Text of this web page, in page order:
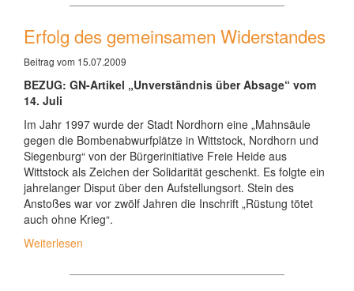
Erfolg des gemeinsamen Widerstandes
Beitrag vom 15.07.2009
BEZUG: GN-Artikel „Unverständnis über Absage“ vom
14. Juli
Im Jahr 1997 wurde der Stadt Nordhorn eine „Mahnsäule
gegen die Bombenabwurfplätze in Wittstock, Nordhorn und
Siegenburg“ von der Bürgerinitiative Freie Heide aus
Wittstock als Zeichen der Solidarität geschenkt. Es folgte ein
jahrelanger Disput über den Aufstellungsort. Stein des
Anstoßes war vor zwölf Jahren die Inschrift „Rüstung tötet
auch ohne Krieg“.
Weiterlesen